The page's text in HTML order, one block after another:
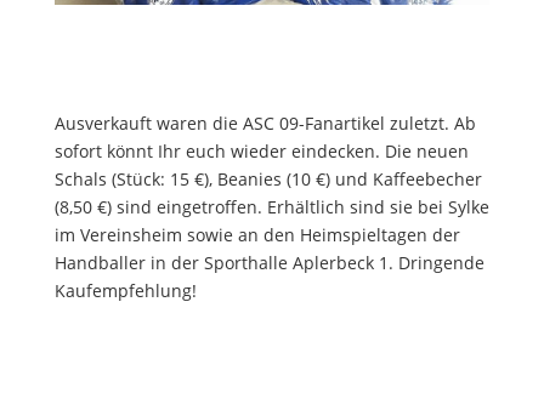
Ausverkauft waren die ASC 09-Fanartikel zuletzt. Ab
sofort könnt Ihr euch wieder eindecken. Die neuen
Schals (Stück: 15 €), Beanies (10 €) und Kaffeebecher
(8,50 €) sind eingetroffen. Erhältlich sind sie bei Sylke
im Vereinsheim sowie an den Heimspieltagen der
Handballer in der Sporthalle Aplerbeck 1. Dringende
Kaufempfehlung!